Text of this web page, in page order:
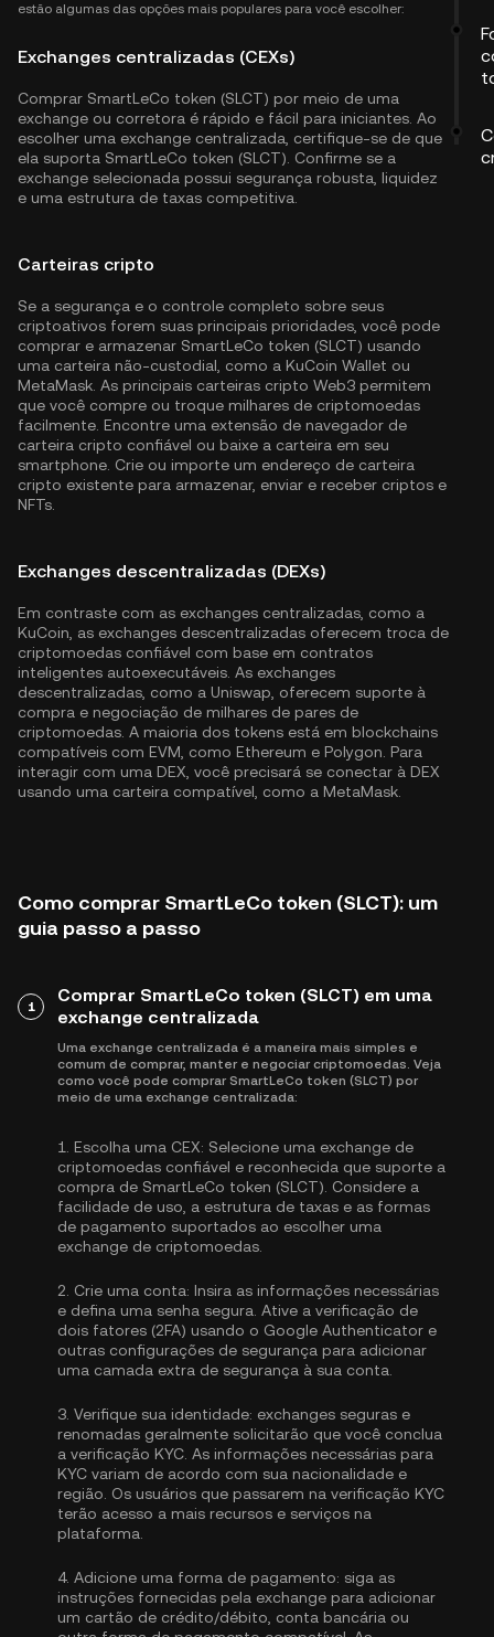
estão algumas das opções mais populares para você escolher:
Exchanges centralizadas (CEXs)
Comprar SmartLeCo token (SLCT) por meio de uma
exchange ou corretora é rápido e fácil para iniciantes. Ao
escolher uma exchange centralizada, certifique-se de que
ela suporta SmartLeCo token (SLCT). Confirme se a
exchange selecionada possui segurança robusta, liquidez
e uma estrutura de taxas competitiva.
Carteiras cripto
Se a segurança e o controle completo sobre seus
criptoativos forem suas principais prioridades, você pode
comprar e armazenar SmartLeCo token (SLCT) usando
uma carteira não-custodial, como a KuCoin Wallet ou
MetaMask. As principais carteiras cripto Web3 permitem
que você compre ou troque milhares de criptomoedas
facilmente. Encontre uma extensão de navegador de
carteira cripto confiável ou baixe a carteira em seu
smartphone. Crie ou importe um endereço de carteira
cripto existente para armazenar, enviar e receber criptos e
NFTs.
Exchanges descentralizadas (DEXs)
Em contraste com as exchanges centralizadas, como a
KuCoin, as exchanges descentralizadas oferecem troca de
criptomoedas confiável com base em contratos
inteligentes autoexecutáveis. As exchanges
descentralizadas, como a Uniswap, oferecem suporte à
compra e negociação de milhares de pares de
criptomoedas. A maioria dos tokens está em blockchains
compatíveis com EVM, como Ethereum e Polygon . Para
interagir com uma DEX, você precisará se conectar à DEX
usando uma carteira compatível, como a MetaMask.
Como comprar SmartLeCo token (SLCT): um
guia passo a passo
1
Comprar SmartLeCo token (SLCT) em uma
exchange centralizada
Uma exchange centralizada é a maneira mais simples e
comum de comprar, manter e negociar criptomoedas. Veja
como você pode comprar SmartLeCo token (SLCT) por
meio de uma exchange centralizada:
1. Escolha uma CEX: Selecione uma exchange de
criptomoedas confiável e reconhecida que suporte a
compra de SmartLeCo token (SLCT). Considere a
facilidade de uso, a estrutura de taxas e as formas
de pagamento suportados ao escolher uma
exchange de criptomoedas.
2. Crie uma conta: Insira as informações necessárias
e defina uma senha segura. Ative a verificação de
dois fatores (2FA) usando o Google Authenticator e
outras configurações de segurança para adicionar
uma camada extra de segurança à sua conta.
3. Verifique sua identidade: exchanges seguras e
renomadas geralmente solicitarão que você conclua
a verificação KYC . As informações necessárias para
KYC variam de acordo com sua nacionalidade e
região. Os usuários que passarem na verificação KYC
terão acesso a mais recursos e serviços na
plataforma.
4. Adicione uma forma de pagamento: siga as
instruções fornecidas pela exchange para adicionar
um cartão de crédito/débito, conta bancária ou